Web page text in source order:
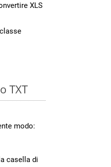
XLS
TXT
modo:
casella di